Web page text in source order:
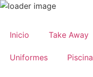
contenido
Inicio Take Away
Uniformes Piscina